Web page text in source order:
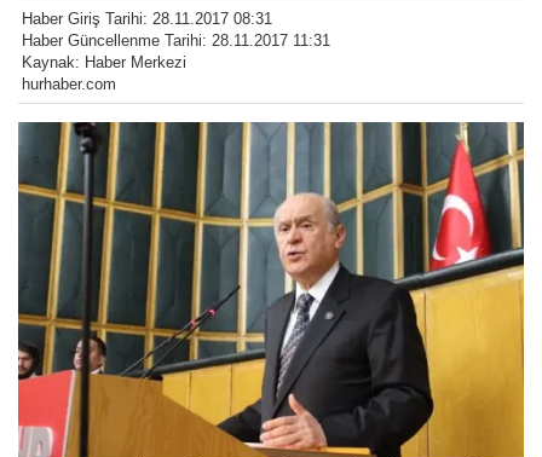
Haber Giriş Tarihi: 28.11.2017 08:31
Haber Güncellenme Tarihi: 28.11.2017 11:31
Kaynak: Haber Merkezi
hurhaber.com